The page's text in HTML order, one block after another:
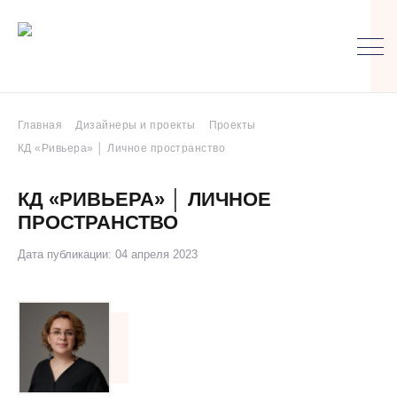
Главная Дизайнеры и проекты
Проекты
КД «Ривьера» │ Личное пространство
КД «РИВЬЕРА» │ ЛИЧНОЕ
ПРОСТРАНСТВО
Дата публикации: 04 апреля 2023